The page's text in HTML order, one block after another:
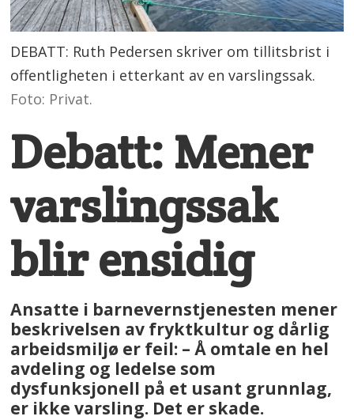
DEBATT: Ruth Pedersen skriver om tillitsbrist i
offentligheten i etterkant av en varslingssak.
Foto: Privat.
Debatt: Mener
varslingssak
blir ensidig
Ansatte i barnevernstjenesten mener
beskrivelsen av fryktkultur og dårlig
arbeidsmiljø er feil: – Å omtale en hel
avdeling og ledelse som
dysfunksjonell på et usant grunnlag,
er ikke varsling. Det er skade.